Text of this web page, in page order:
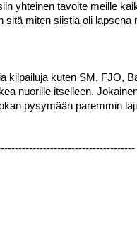
yhteinen tavoite meille
sitä miten siistiä oli lapsena
kilpailuja kuten SM, FJO,
nuorille itselleen.
pysymään paremmin